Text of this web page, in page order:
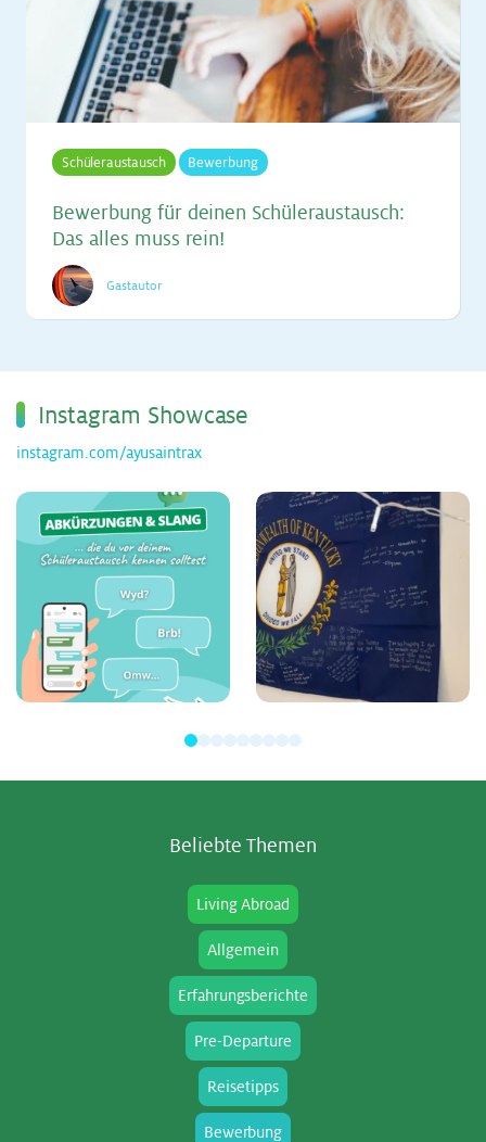
Schüleraustausch Bewerbung
Be­wer­bung für dei­nen Schü­ler­aus­tausch:
Das al­les muss rein!
Gastautor
Ins­ta­gram Show­ca­se
instagram.com/ayusaintrax
Be­lieb­te The­men
Living Abroad
Allgemein
Erfahrungsberichte
Pre-Departure
Reisetipps
Bewerbung